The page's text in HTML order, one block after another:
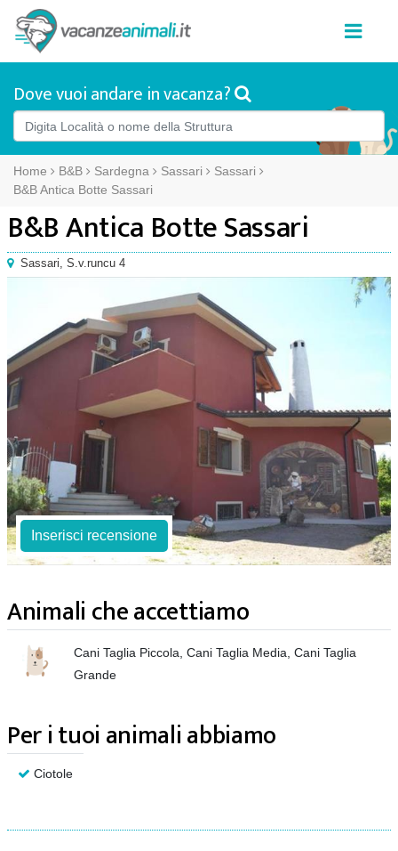
Dove vuoi andare in vacanza?
Home B&B Sardegna Sassari
Sassari
B&B Antica Botte Sassari
B&B Antica Botte Sassari
Sassari, S.v.runcu 4
Inserisci recensione
Animali che accettiamo
Cani Taglia Piccola, Cani Taglia Media, Cani Taglia
Grande
Per i tuoi animali abbiamo
Ciotole